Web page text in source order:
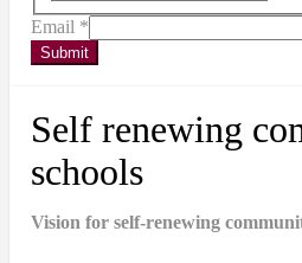
Email *
Submit
Self renewing
schools
Vision for self-renewing